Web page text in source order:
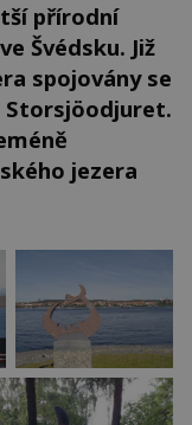
přírodní
Švédsku. Již
spojovány se
Storsjöodjuret.
jezera